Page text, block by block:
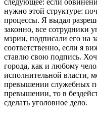
следующее: если
нужно этой структуре:
процессы. Я выдал
законно, все сотрудники
мэрии, подписали его на
соответственно, если я
ставлю свою подпись.
города, как и любому
исполнительной власти,
превышении служебных
превышении, то в
сделать уголовное дело.